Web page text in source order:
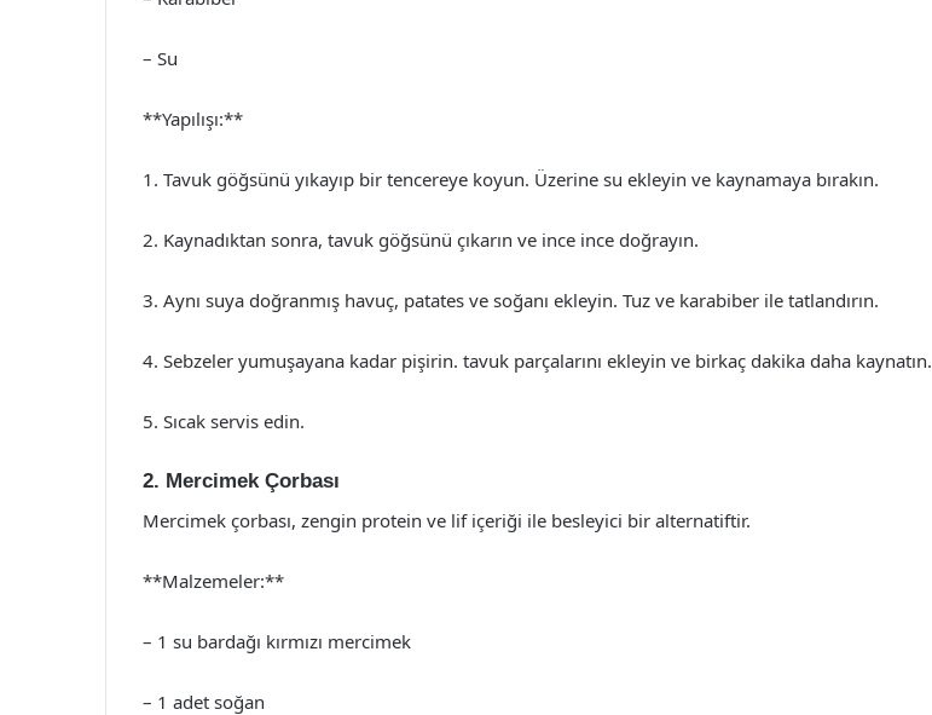
– Su
**Yapılışı:**
1. Tavuk göğsünü yıkayıp bir tencereye koyun. Üzerine su ekleyin ve kaynamaya bırakın.
2. Kaynadıktan sonra, tavuk göğsünü çıkarın ve ince ince doğrayın.
3. Aynı suya doğranmış havuç, patates ve soğanı ekleyin. Tuz ve karabiber ile tatlandırın.
4. Sebzeler yumuşayana kadar pişirin. tavuk parçalarını ekleyin ve birkaç dakika daha kaynatın.
5. Sıcak servis edin.
2. Mercimek Çorbası
Mercimek çorbası, zengin protein ve lif içeriği ile besleyici bir alternatiftir.
**Malzemeler:**
– 1 su bardağı kırmızı mercimek
– 1 adet soğan